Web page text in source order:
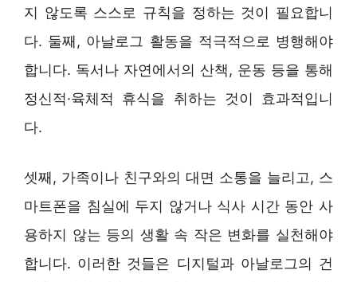
지 않도록 스스로 규칙을 정하는 것이 필요합니
다. 둘째, 아날로그 활동을 적극적으로 병행해야
합니다. 독서나 자연에서의 산책, 운동 등을 통해
정신적·육체적 휴식을 취하는 것이 효과적입니
다.
셋째, 가족이나 친구와의 대면 소통을 늘리고, 스
마트폰을 침실에 두지 않거나 식사 시간 동안 사
용하지 않는 등의 생활 속 작은 변화를 실천해야
합니다. 이러한 것들은 디지털과 아날로그의 건